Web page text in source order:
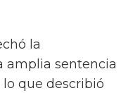
la
amplia sentencia
que describió